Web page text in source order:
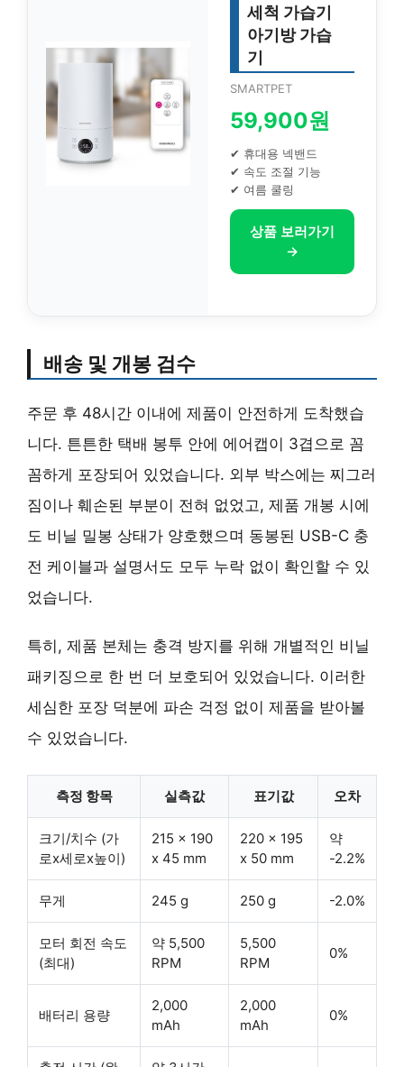
세척 가습기
아기방 가습
기
SMARTPET
59,900원
✔ 휴대용 넥밴드
✔ 속도 조절 기능
✔ 여름 쿨링
상품 보러가기
→
배송 및 개봉 검수
주문 후 48시간 이내에 제품이 안전하게 도착했습
니다. 튼튼한 택배 봉투 안에 에어캡이 3겹으로 꼼
꼼하게 포장되어 있었습니다. 외부 박스에는 찌그러
짐이나 훼손된 부분이 전혀 없었고, 제품 개봉 시에
도 비닐 밀봉 상태가 양호했으며 동봉된 USB-C 충
전 케이블과 설명서도 모두 누락 없이 확인할 수 있
었습니다.
특히, 제품 본체는 충격 방지를 위해 개별적인 비닐
패키징으로 한 번 더 보호되어 있었습니다. 이러한
세심한 포장 덕분에 파손 걱정 없이 제품을 받아볼
수 있었습니다.
측정 항목 실측값 표기값 오차
크기/치수 (가
로x세로x높이)
215 x 190
x 45 mm
220 x 195
x 50 mm
약
-2.2%
무게 245 g 250 g -2.0%
모터 회전 속도
(최대)
약 5,500
RPM
5,500
RPM
0%
배터리 용량
2,000
mAh
2,000
mAh
0%